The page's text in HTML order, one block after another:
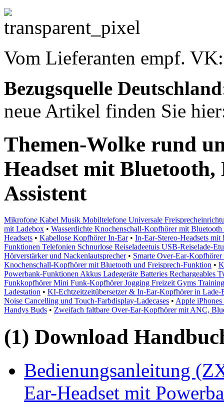
Vom Lieferanten empf.
Bezugsquelle Deutschland
neue Artikel finden Sie
Themen-Wolke rund
Headset mit
Assistent
Mikrofone Kabel Musik Mobiltelefone Universale
mit Ladebox • Wasserdichte Knochenschall-Kopfhörer mit
Headsets • Kabellose Kopfhörer In-Ear• In-Ear-Stereo-Headsets mit
Funktionen Telefonien Schnurlose Reiseladeetuis USB-Reiselade-
Hörverstärker und Nackenlautsprecher• Smarte Over-Ear-
Knochenschall-Kopfhörer mit Bluetooth und Freisprech-Funktion •
Powerbank-Funktionen Akkus Ladegeräte Batteries Rechargeables
Funkkopfhörer Mini Funk-Kopfhörer Jogging Freizeit Gyms
Ladestation • KI-Echtzeitzeitübersetzer & In-Ear-Kopfhörer in
Noise Cancelling und Touch-Farbdisplay-Ladecases • Apple iPhones
Handys Buds • Zweifach faltbare Over-Ear-Kopfhörer mit ANC,
(1) Download
Bedienungsanleitung
Ear-Headset mit